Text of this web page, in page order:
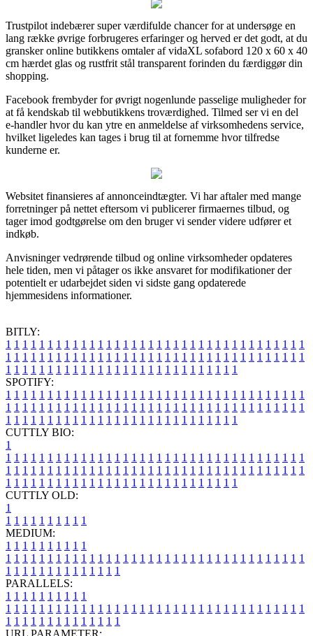
Trustpilot indebærer super værdifulde chancer for at undersøge en
lang række øvrige forbrugeres erfaringer og herved er det godt, at du
gransker online butikkens omtaler af vidaXL sofabord 120 x 60 x 40
cm hærdet glas og rustfrit stål transparent forinden du færdiggør din
shopping.
Facebook frembyder for øvrigt nogenlunde passelige muligheder for
at få kendskab til webbutikkens troværdighed. Tilmed ser vi en del
e-handler hvor du kan ytre en anmeldelse af virksomhedens service,
hvilket ligeledes kan tages i brug til at fornemme hvor tilfredse
kunderne er.
Websitet finansieres af annonceindtægter. Vi har aftaler med mange
forretninger på nettet eftersom vi publicerer firmaernes tilbud, og
tager imod godtgørelse om den bruger vi sender videre udfører et
indkøb.
Anvisninger vedrørende tilbud og online virksomheder opdateres
hele tiden, men vi påtager os ikke ansvaret for modifikationer der
potentielt er udarbejdet siden vi sidste gang opdaterede
hjemmesidens informationer.
BITLY:
1 1 1 1 1 1 1 1 1 1 1 1 1 1 1 1 1 1 1 1 1 1 1 1 1 1 1 1 1 1 1 1 1 1 1 1
1 1 1 1 1 1 1 1 1 1 1 1 1 1 1 1 1 1 1 1 1 1 1 1 1 1 1 1 1 1 1 1 1 1 1 1
1 1 1 1 1 1 1 1 1 1 1 1 1 1 1 1 1 1 1 1 1 1 1 1 1 1 1 1
SPOTIFY:
1 1 1 1 1 1 1 1 1 1 1 1 1 1 1 1 1 1 1 1 1 1 1 1 1 1 1 1 1 1 1 1 1 1 1 1
1 1 1 1 1 1 1 1 1 1 1 1 1 1 1 1 1 1 1 1 1 1 1 1 1 1 1 1 1 1 1 1 1 1 1 1
1 1 1 1 1 1 1 1 1 1 1 1 1 1 1 1 1 1 1 1 1 1 1 1 1 1 1 1
CUTTLY BIO:
1
1 1 1 1 1 1 1 1 1 1 1 1 1 1 1 1 1 1 1 1 1 1 1 1 1 1 1 1 1 1 1 1 1 1 1 1
1 1 1 1 1 1 1 1 1 1 1 1 1 1 1 1 1 1 1 1 1 1 1 1 1 1 1 1 1 1 1 1 1 1 1 1
1 1 1 1 1 1 1 1 1 1 1 1 1 1 1 1 1 1 1 1 1 1 1 1 1 1 1 1
CUTTLY OLD:
1
1 1 1 1 1 1 1 1 1 1
MEDIUM:
1 1 1 1 1 1 1 1 1 1
1 1 1 1 1 1 1 1 1 1 1 1 1 1 1 1 1 1 1 1 1 1 1 1 1 1 1 1 1 1 1 1 1 1 1 1
1 1 1 1 1 1 1 1 1 1 1 1 1 1
PARALLELS:
1 1 1 1 1 1 1 1 1 1
1 1 1 1 1 1 1 1 1 1 1 1 1 1 1 1 1 1 1 1 1 1 1 1 1 1 1 1 1 1 1 1 1 1 1 1
1 1 1 1 1 1 1 1 1 1 1 1 1 1
URL PARAMETER: